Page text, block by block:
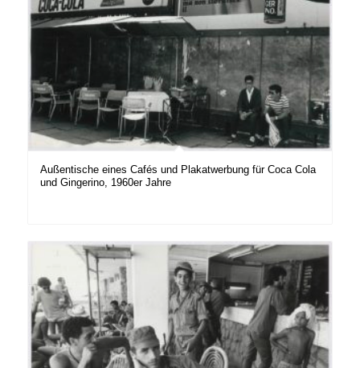
Außentische eines Cafés und Plakatwerbung für Coca Cola
und Gingerino, 1960er Jahre